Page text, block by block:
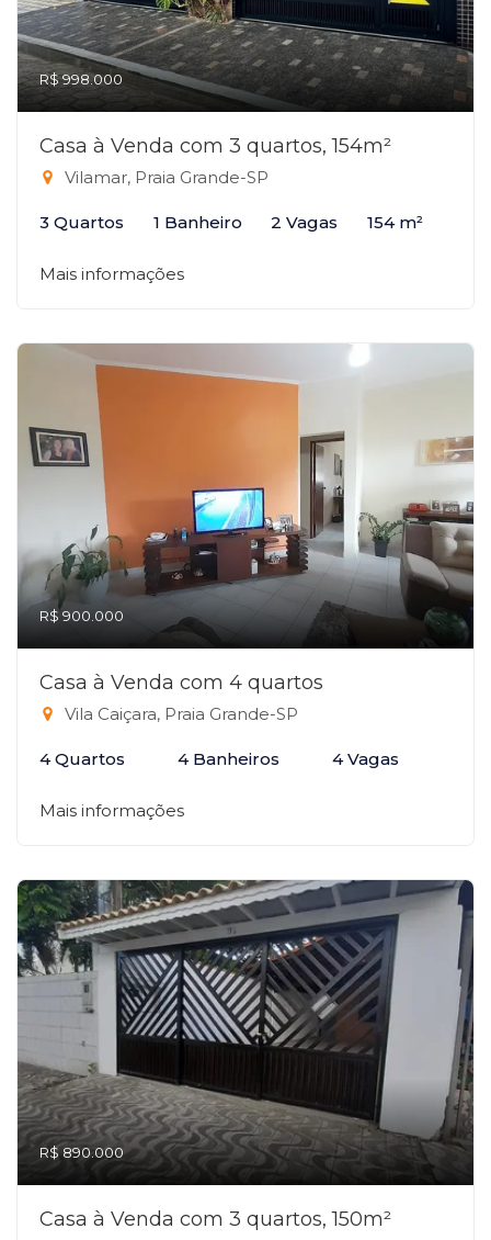
R$ 998.000
Casa à Venda com 3 quartos, 154m²
Vilamar, Praia Grande-SP
3 Quartos 1 Banheiro 2 Vagas 154 m²
Mais informações
R$ 900.000
Casa à Venda com 4 quartos
Vila Caiçara, Praia Grande-SP
4 Quartos 4 Banheiros 4 Vagas
Mais informações
R$ 890.000
Casa à Venda com 3 quartos, 150m²